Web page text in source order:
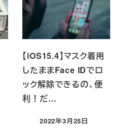
【iOS15.4】マスク着用
したままFace IDでロ
ック解除できるの、便
利！だ…
投稿日
2022年3月25日